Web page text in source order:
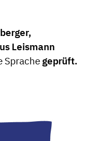
Leismann
Sprache geprüft.